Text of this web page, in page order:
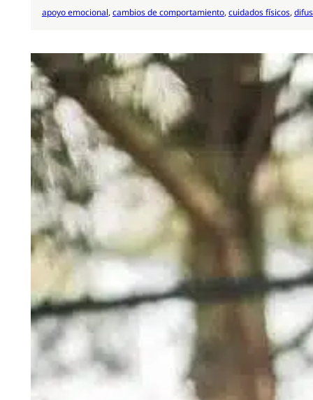
apoyo emocional, cambios de comportamiento, cuidados físicos,